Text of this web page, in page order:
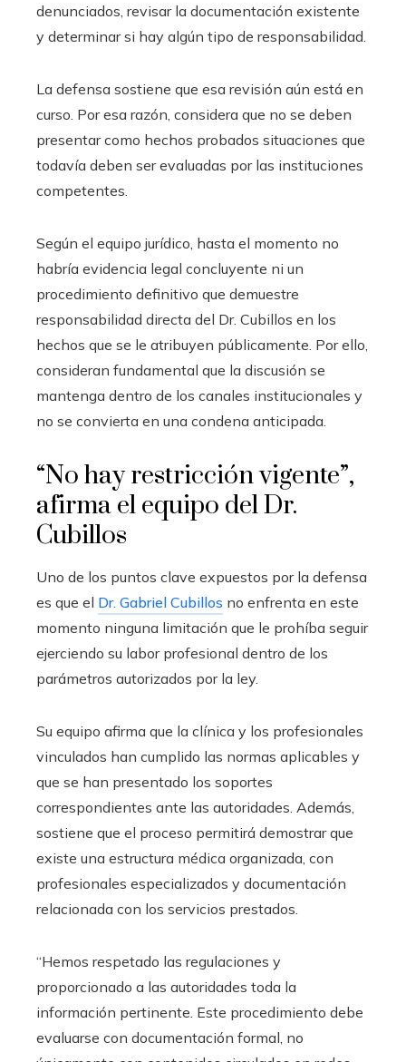
denunciados, revisar la documentación existente
y determinar si hay algún tipo de responsabilidad.
La defensa sostiene que esa revisión aún está en
curso. Por esa razón, considera que no se deben
presentar como hechos probados situaciones que
todavía deben ser evaluadas por las instituciones
competentes.
Según el equipo jurídico, hasta el momento no
habría evidencia legal concluyente ni un
procedimiento definitivo que demuestre
responsabilidad directa del Dr. Cubillos en los
hechos que se le atribuyen públicamente. Por ello,
consideran fundamental que la discusión se
mantenga dentro de los canales institucionales y
no se convierta en una condena anticipada.
“No hay restricción vigente”,
afirma el equipo del Dr.
Cubillos
Uno de los puntos clave expuestos por la defensa
es que el Dr. Gabriel Cubillos no enfrenta en este
momento ninguna limitación que le prohíba seguir
ejerciendo su labor profesional dentro de los
parámetros autorizados por la ley.
Su equipo afirma que la clínica y los profesionales
vinculados han cumplido las normas aplicables y
que se han presentado los soportes
correspondientes ante las autoridades. Además,
sostiene que el proceso permitirá demostrar que
existe una estructura médica organizada, con
profesionales especializados y documentación
relacionada con los servicios prestados.
“Hemos respetado las regulaciones y
proporcionado a las autoridades toda la
información pertinente. Este procedimiento debe
evaluarse con documentación formal, no